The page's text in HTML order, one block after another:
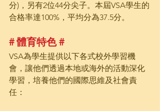
分)，另有2位44分尖子。本屆VSA學生的
合格率達100%，平均分為37.5分。
# 體育特色 #
VSA為學生提供以下各式校外學習機
會，讓他們透過本地或海外的活動深化
學習，培養他們的國際思維及社會責
任：